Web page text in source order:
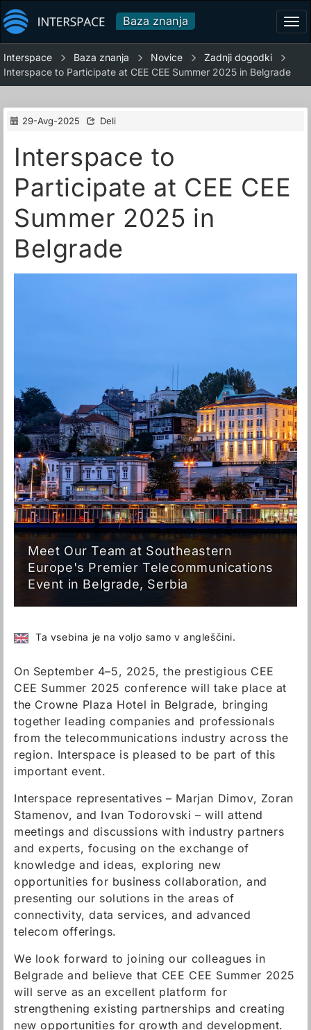
Baza znanja
Interspace Baza znanja Novice
Zadnji dogodki
Interspace to Participate at CEE CEE Summer 2025 in Belgrade
29-Avg-2025 Deli
Interspace to
Participate at CEE CEE
Summer 2025 in
Belgrade
Meet Our Team at Southeastern
Europe's Premier Telecommunications
Event in Belgrade, Serbia
Ta vsebina je na voljo samo v angleščini.
On September 4–5, 2025, the prestigious CEE
CEE Summer 2025 conference will take place at
the Crowne Plaza Hotel in Belgrade, bringing
together leading companies and professionals
from the telecommunications industry across the
region. Interspace is pleased to be part of this
important event.
Interspace representatives – Marjan Dimov, Zoran
Stamenov, and Ivan Todorovski – will attend
meetings and discussions with industry partners
and experts, focusing on the exchange of
knowledge and ideas, exploring new
opportunities for business collaboration, and
presenting our solutions in the areas of
connectivity, data services, and advanced
telecom offerings.
We look forward to joining our colleagues in
Belgrade and believe that CEE CEE Summer 2025
will serve as an excellent platform for
strengthening existing partnerships and creating
new opportunities for growth and development.